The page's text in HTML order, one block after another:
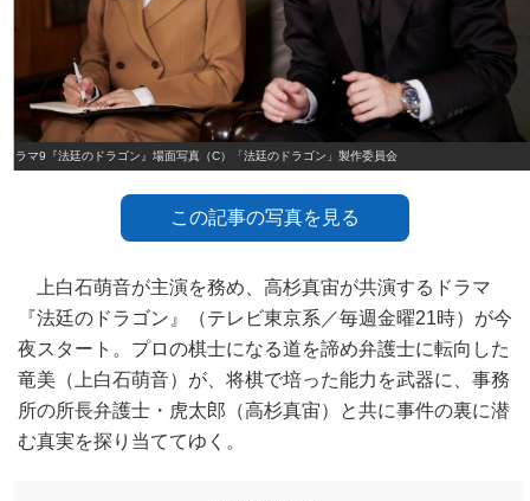
ドラマ9『法廷のドラゴン』場面写真（C）「法廷のドラゴン」製作委員会
この記事の写真を見る
上白石萌音が主演を務め、高杉真宙が共演するドラマ
『法廷のドラゴン』（テレビ東京系／毎週金曜21時）が今
夜スタート。プロの棋士になる道を諦め弁護士に転向した
竜美（上白石萌音）が、将棋で培った能力を武器に、事務
所の所長弁護士・虎太郎（高杉真宙）と共に事件の裏に潜
む真実を探り当ててゆく。